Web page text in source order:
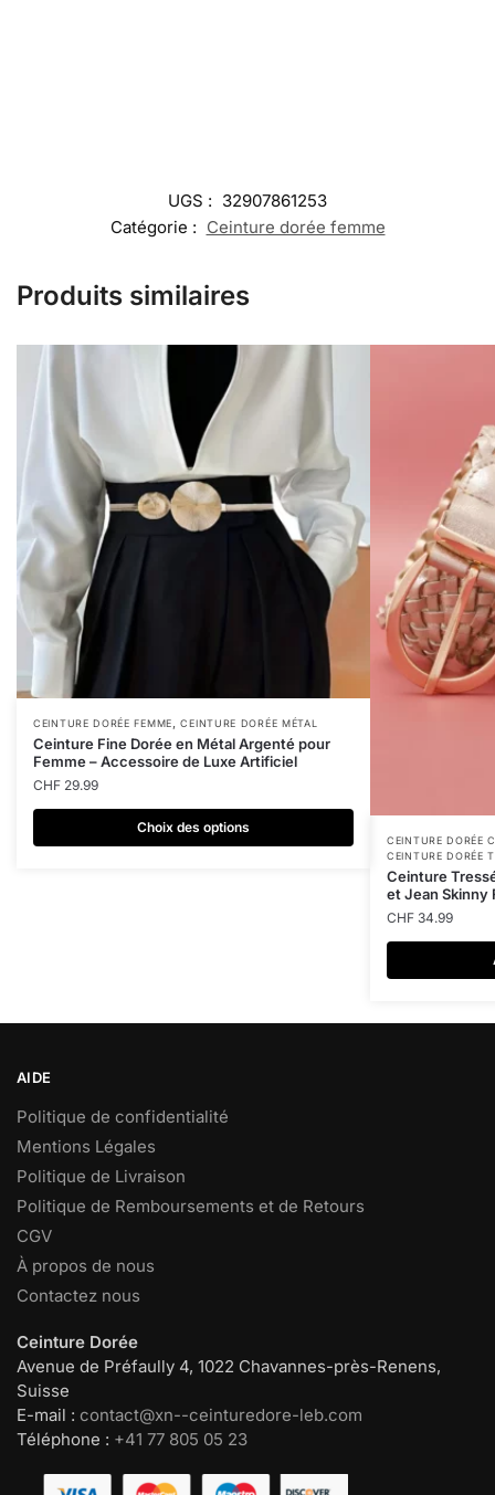
UGS : 32907861253
Catégorie : Ceinture dorée femme
Produits similaires
CEINTURE DORÉE FEMME ,CEINTURE DORÉE MÉTAL
Ceinture Fine Dorée en Métal Argenté pour
Femme – Accessoire de Luxe Artificiel
CHF 29.99
Choix des options
Ce
produit
a
plusieurs
du
CEINTURE DORÉE
CEINTURE DORÉE
Ceinture
et Jean Skinny
CHF 34.99
AIDE
Politique de confidentialité
Mentions Légales
Politique de Livraison
Politique de Remboursements et de Retours
CGV
À propos de nous
Contactez nous
Ceinture Dorée
Avenue de Préfaully 4, 1022 Chavannes-près-Renens,
Suisse
E-mail : contact@xn--ceinturedore-leb.com
Téléphone : +41 77 805 05 23